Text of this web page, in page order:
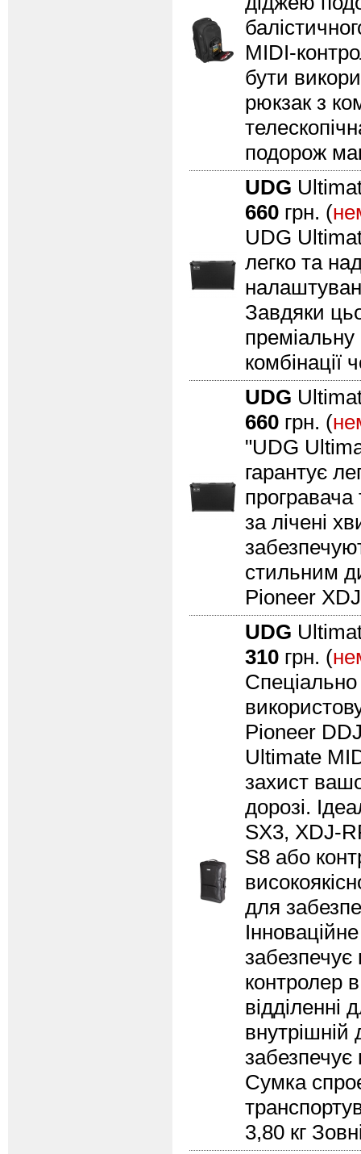
MIDI-
бути
рюкзак з
подорож
UDG
660 грн. (
UDG
легко та
Завдяки
преміальну
комбінації
UDG
660 грн. (
"UDG
гарантує
програвача
за лічені
стильним
Pioneer
UDG
310 грн. (
Pioneer
Ultimate
захист
дорозі.
SX3, XDJ-
S8 або
для
контролер
відділенні
забезпечує
Сумка
3,80 кг